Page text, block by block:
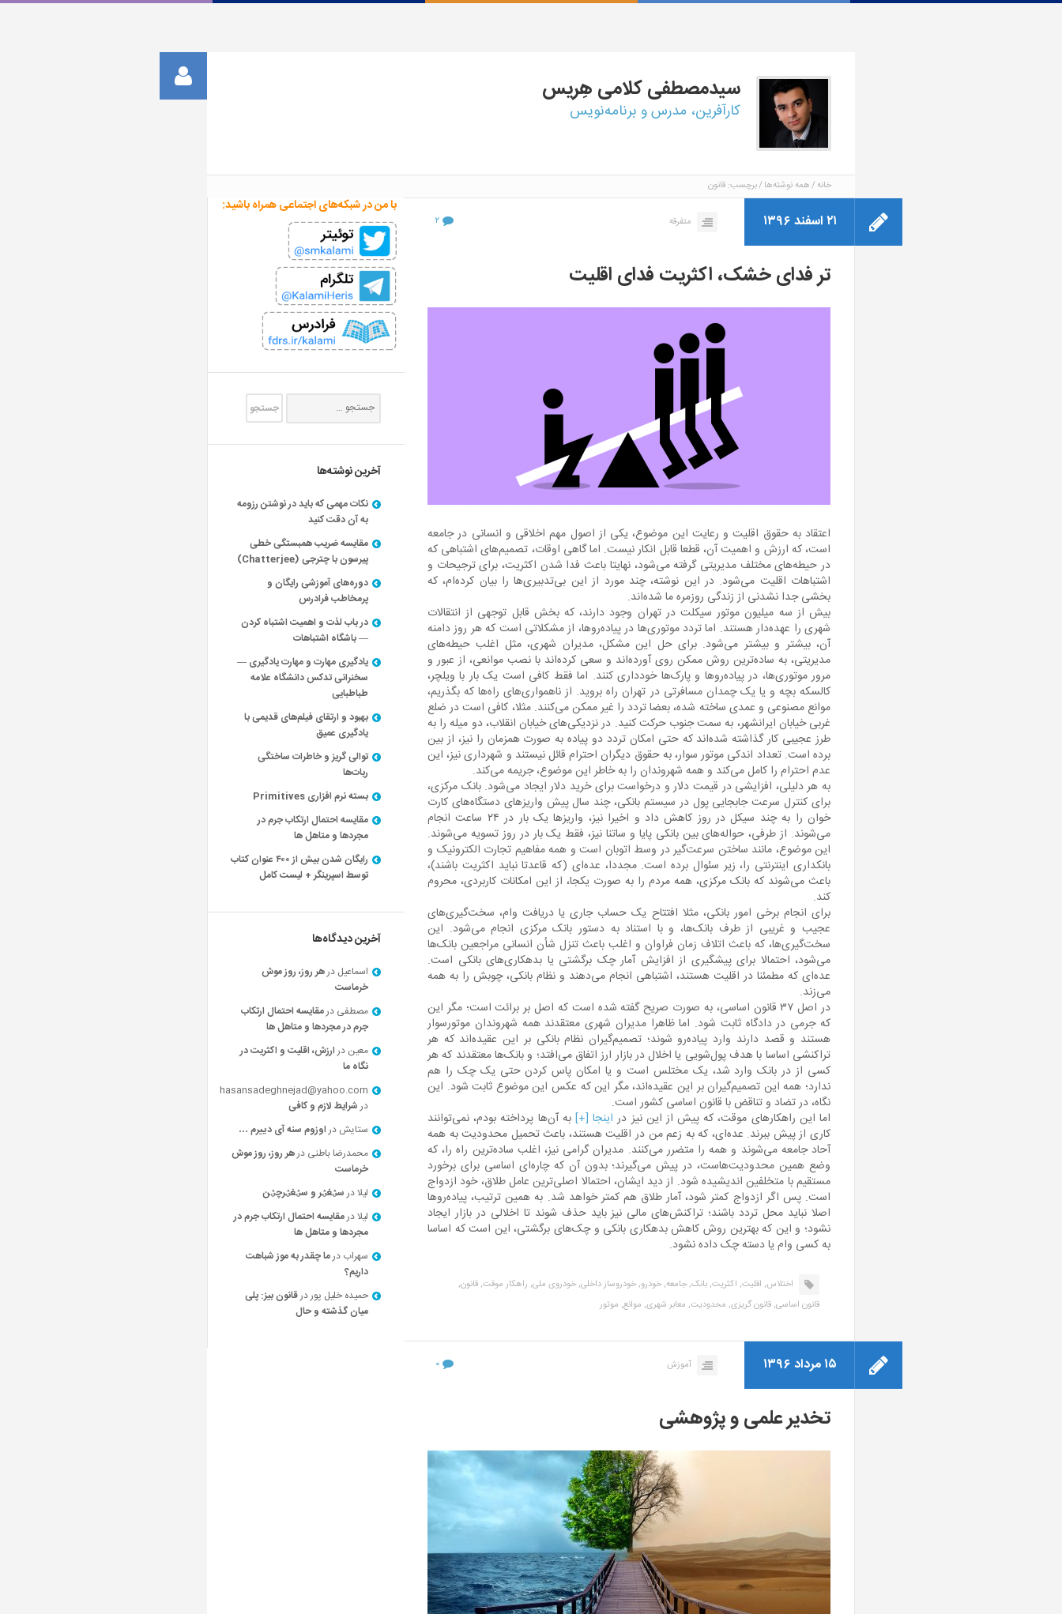
سیدمصطفیکلامی هِریس
کارآفرین، مدرس و برنامه‌نویس
خانه همه نوشته‌ها برچسب: قانون
۲۱ اسفند ۱۳۹۶ متفرقه ۲
تر فدای خشک، اکثریت فدای اقلیت
اعتقاد به حقوق اقلیت و رعایت این موضوع، یکی از اصول مهم اخلاقی و انسانی در جامعه
است، که ارزش و اهمیت آن، قطعا قابل انکار نیست. اما گاهی اوقات، تصمیم‌های اشتباهی که
در حیطه‌های مختلف مدیریتی گرفته می‌شود، نهایتا باعث فدا شدن اکثریت، برای ترجیحات و
اشتباهات اقلیت می‌شود. در این نوشته، چند مورد از این بی‌تدبیری‌ها را بیان کرده‌ام، که
بخشی جدا نشدنی از زندگی روزمره ما شده‌اند.
بیش از سه میلیون موتور سیکلت در تهران وجود دارند، که بخش قابل توجهی از انتقالات
شهری را عهده‌دار هستند. اما تردد موتوری‌ها در پیاده‌روها، از مشکلاتی است که هر روز دامنه
آن، بیشتر و بیشتر می‌شود. برای حل این مشکل، مدیران شهری، مثل اغلب حیطه‌های
مدیریتی، به ساده‌ترین روش ممکن روی آورده‌اند و سعی کرده‌اند با نصب موانعی، از عبور و
مرور موتوری‌ها، در پیاده‌روها و پارک‌ها خودداری کنند. اما فقط کافی است یک بار با ویلچر،
کالسکه بچه و یا یک چمدان مسافرتی در تهران راه بروید. از ناهمواری‌های راه‌ها که بگذریم،
موانع مصنوعی و عمدی ساخته شده، بعضا تردد را غیر ممکن می‌کنند. مثلا، کافی است در ضلع
غربی خیابان ایرانشهر، به سمت جنوب حرکت کنید. در نزدیکی‌های خیابان انقلاب، دو میله را به
طرز عجیبی کار گذاشته شده‌اند که حتی امکان تردد دو پیاده به صورت همزمان را نیز، از بین
برده است. تعداد اندکی موتور سوار، به حقوق دیگران احترام قائل نیستند و شهرداری نیز، این
عدم احترام را کامل می‌کند و همه شهروندان را به خاطر این موضوع، جریمه می‌کند.
به هر دلیلی، افزایشی در قیمت دلار و درخواست برای خرید دلار ایجاد می‌شود. بانک مرکزی،
برای کنترل سرعت جابجایی پول در سیستم بانکی، چند سال پیش واریزهای دستگاه‌های کارت
خوان را به چند سیکل در روز کاهش داد و اخیرا نیز، واریزها یک بار در ۲۴ ساعت انجام
می‌شوند. از طرفی، حواله‌های بین بانکی پایا و ساتنا نیز، فقط یک بار در روز تسویه می‌شوند.
این موضوع، مانند ساختن سرعت‌گیر در وسط اتوبان است و همه مفاهیم تجارت الکترونیک و
بانکداری اینترنتی را، زیر سئوال برده است. مجددا، عده‌ای (که قاعدتا نباید اکثریت باشند)،
باعث می‌شوند که بانک مرکزی، همه مردم را به صورت یکجا، از این امکانات کاربردی، محروم
کند.
برای انجام برخی امور بانکی، مثلا افتتاح یک حساب جاری یا دریافت وام، سخت‌گیری‌های
عجیب و غریبی از طرف بانک‌ها، و با استناد به دستور بانک مرکزی انجام می‌شود. این
سخت‌گیری‌ها، که باعث اتلاف زمان فراوان و اغلب باعث تنزل شأن انسانی مراجعین بانک‌ها
می‎‌شود، احتمالا برای پیشگیری از افزایش آمار چک برگشتی یا بدهکاری‌های بانکی است.
عده‌ای که مطمئنا در اقلیت هستند، اشتباهی انجام می‌دهند و نظام بانکی، چوبش را به همه
می‌زند.
در اصل ۳۷ قانون اساسی، به صورت صریح گفته شده است که اصل بر برائت است؛ مگر این
که جرمی در دادگاه ثابت شود. اما ظاهرا مدیران شهری معتقدند همه شهروندان موتورسوار
هستند و قصد دارند وارد پیاده‌رو شوند؛ تصمیم‌گیران نظام بانکی بر این عقیده‌اند که هر
تراکنشی اساسا با هدف پول‌شویی یا اخلال در بازار ارز اتفاق می‌افتد؛ و بانک‌ها معتقدند که هر
کسی از در بانک وارد شد، یک مختلس است و یا امکان پاس کردن حتی یک چک را هم
ندارد؛ همه این تصمیم‌گیران بر این عقیده‌اند، مگر این که عکس این موضوع ثابت شود. این
نگاه، در تضاد و تناقض با قانون اساسی کشور است.
اما این راهکارهای موقت، که پیش از این نیز در اینجا [+] به آن‌ها پرداخته بودم، نمی‌توانند
کاری از پیش ببرند. عده‌ای، که به زعم من در اقلیت هستند، باعث تحمیل محدودیت به همه
آحاد جامعه می‌شوند و همه را متضرر می‌کنند. مدیران گرامی نیز، اغلب ساده‌ترین راه را، که
وضع همین محدودیت‌هاست، در پیش می‌گیرند؛ بدون آن که چاره‌ای اساسی برای برخورد
مستقیم با متخلفین اندیشیده شود. از دید ایشان، احتمالا اصلی‌ترین عامل طلاق، خود ازدواج
است. پس اگر ازدواج کمتر شود، آمار طلاق هم کمتر خواهد شد. به همین ترتیب، پیاده‌روها
اصلا نباید محل تردد باشند؛ تراکنش‌های مالی نیز باید حذف شوند تا اخلالی در بازار ایجاد
نشود؛ و این که بهترین روش کاهش بدهکاری بانکی و چک‌های برگشتی، این است که اساسا
به کسی وام یا دسته چک داده نشود.
اختلاس, اقلیت, اکثریت,بانک,جامعه,خودرو,خودروساز داخلی,خودروی ملی, راهکار موقت,قانون,
قانون اساسی,قانون گریزی, محدودیت, معابر شهری, موانع, موتور
۱۵ مرداد ۱۳۹۶ آموزش ۰
تخدیر علمی و پژوهشی
با من در شبکه‌های اجتماعی همراه باشید:
آخرین نوشته‌ها
نکات مهمی که باید در نوشتن رزومه
به آن دقت کنید
مقایسه ضریب همبستگی خطی
پیرسون با چترجی (Chatterjee)
دوره‌های آموزشی رایگان و
پرمخاطب فرادرس
در باب لذت و اهمیت اشتباه کردن
— باشگاه اشتباهات
یادگیری مهارت و مهارت یادگیری —
سخنرانی تدکس دانشگاه علامه
طباطبایی
بهبود و ارتقای فیلم‌های قدیمی با
یادگیری عمیق
توالی گریز و خاطرات ساختگی
ربات‌ها
بسته نرم افزاری Primitives
مقایسه احتمال ارتکاب جرم در
مجردها و متاهل ها
رایگان شدن بیش از ۴۰۰ عنوان کتاب
توسط اسپرینگر + لیست کامل
آخرین دیدگاه‌ها
اسماعیل درهر روز، روز موش
خرماست
مصطفی درمقایسه احتمال ارتکاب
جرم در مجردها و متاهل ها
معین درارزش، اقلیت و اکثریت در
نگاه ما
hasansadeghnejad@yahoo.com
درشرایط لازم و کافی
ستایش دراوزوم سنه آی دییرم …
محمدرضا باطنی درهر روز، روز موش
خرماست
لیلادرسؽغؽر و سؽغؽرچؽن
لیلادرمقایسه احتمال ارتکاب جرم در
مجردها و متاهل ها
سهراب درما چقدر به موز شباهت
داریم؟
حميده خليل پوردرقانون بیز: پلی
میان گذشته و حال